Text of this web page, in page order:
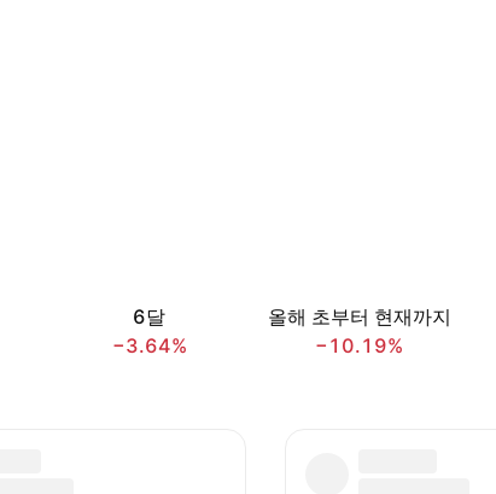
6달
−3.64%
올해 초부터 현재까지
−10.19%